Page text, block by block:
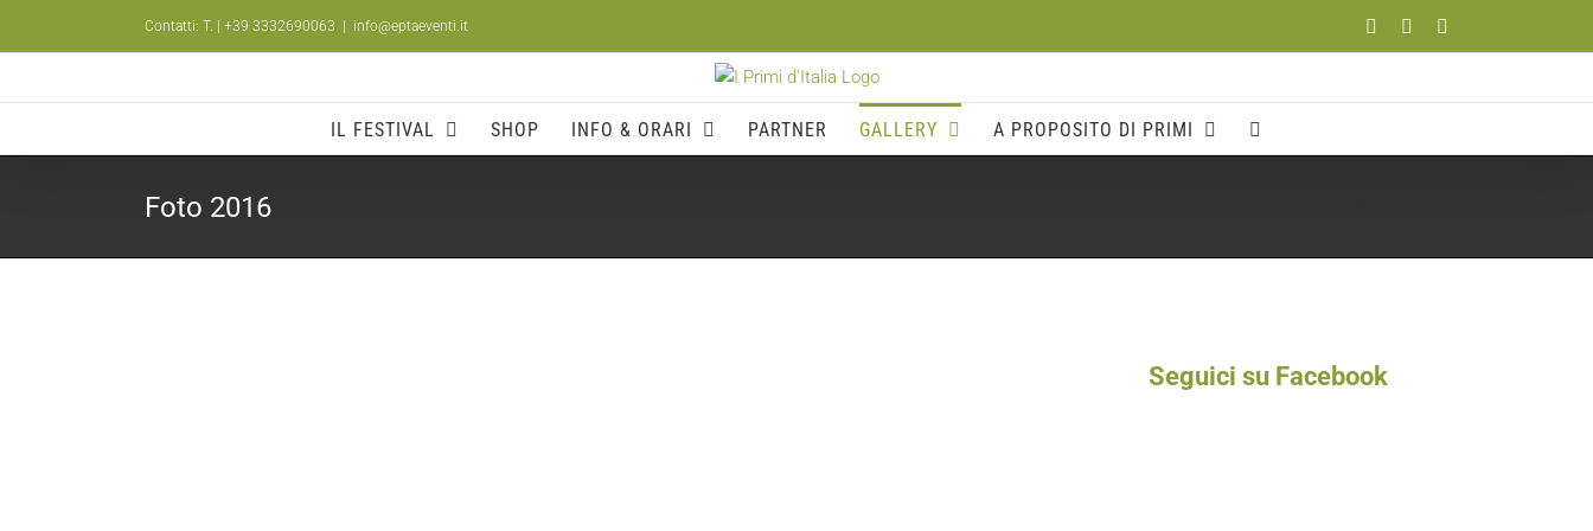
Contatti: T. | +39 3332690063 info@eptaeventi.it FacebookYouTube
IL FESTIVAL SHOP INFO & ORARI PARTNER GALLERY A PROPOSITO DI PRIMI
Foto 2016
Seguici su Facebook